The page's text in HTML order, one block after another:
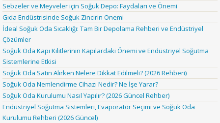
Sebzeler ve Meyveler için Soğuk Depo: Faydaları ve Önemi
Gıda Endüstrisinde Soğuk Zincirin Önemi
İdeal Soğuk Oda Sıcaklığı: Tam Bir Depolama Rehberi ve Endüstriyel
Çözümler
Soğuk Oda Kapı Kilitlerinin Kapılardaki Önemi ve Endüstriyel Soğutma
Sistemlerine Etkisi
Soğuk Oda Satın Alırken Nelere Dikkat Edilmeli? (2026 Rehberi)
Soğuk Oda Nemlendirme Cihazı Nedir? Ne İşe Yarar?
Soğuk Oda Kurulumu Nasıl Yapılır? (2026 Güncel Rehber)
Endüstriyel Soğutma Sistemleri, Evaporatör Seçimi ve Soğuk Oda
Kurulumu Rehberi (2026 Güncel)